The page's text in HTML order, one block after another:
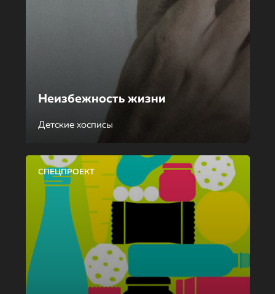
Неизбежность жизни
Детские хосписы
СПЕЦПРОЕКТ